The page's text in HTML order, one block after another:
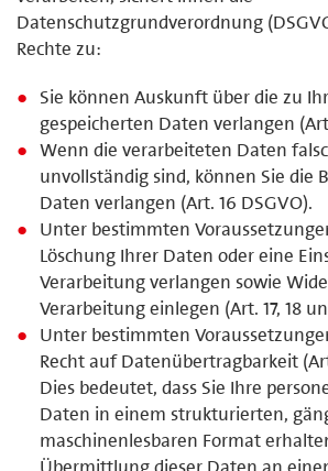
Datenschutzgrundverordnung
Rechte zu:
Sie können Auskunft über die zu
gespeicherten Daten verlangen
Wenn die verarbeiteten Daten
unvollständig sind, können Sie die
Daten verlangen (Art. 16 DSGVO).
Unter bestimmten
Löschung Ihrer Daten oder eine
Verarbeitung verlangen sowie
Verarbeitung einlegen (Art. 17, 18
Unter bestimmten
Recht auf Datenübertragbarkeit
Dies bedeutet, dass Sie Ihre
Daten in einem strukturierten,
maschinenlesbaren Format
Übermittlung dieser Daten an